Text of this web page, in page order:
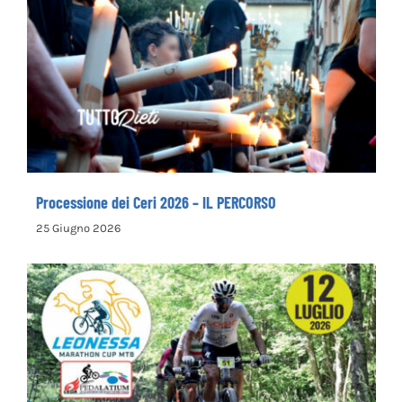
Processione dei Ceri 2026 – IL PERCORSO
Processione dei Ceri 2026 – IL PERCORSO
25 Giugno 2026
Leonessa MTB Marathon, in palio le maglie
tricolori